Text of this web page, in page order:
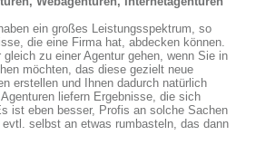
ein großes Leistungsspektrum, so
die eine Firma hat, abdecken können.
zu einer Agentur gehen, wenn Sie in
möchten, das diese gezielt neue
erstellen und Ihnen dadurch natürlich
liefern Ergebnisse, die sich
ist eben besser, Profis an solche Sachen
selbst an etwas rumbasteln, das dann